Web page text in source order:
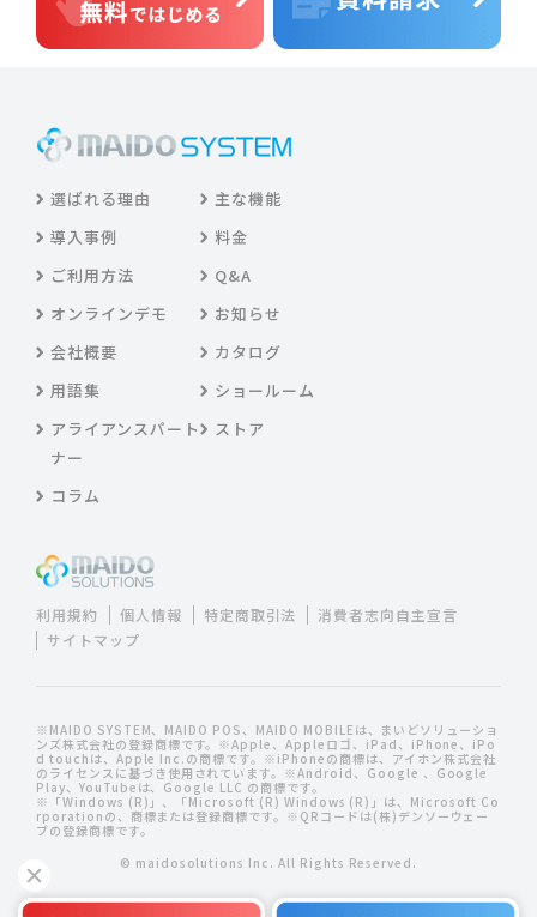
選ばれる理由
主な機能
導入事例
料金
ご利用方法
Q&A
オンラインデモ
お知らせ
会社概要
カタログ
用語集
ショールーム
アライアンスパート
ナー
ストア
コラム
利用規約 個人情報 特定商取引法
消費者志向自主宣言
サイトマップ
※MAIDO SYSTEM、MAIDO POS、MAIDO MOBILEは、まいどソリューショ
ンズ株式会社の登録商標です。※Apple、Appleロゴ、iPad、iPhone、iPo
d touchは、Apple Inc.の商標です。※iPhoneの商標は、アイホン株式会社
のライセンスに基づき使用されています。※Android、Google 、Google
Play、YouTubeは、Google LLC の商標です。
※「Windows (R)」、「Microsoft (R) Windows (R)」は、Microsoft Co
rporationの、商標または登録商標です。※QRコードは(株)デンソーウェー
ブの登録商標です。
© maidosolutions Inc. All Rights Reserved.